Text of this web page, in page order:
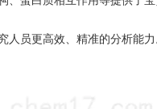
员更高效、精准的分析能力